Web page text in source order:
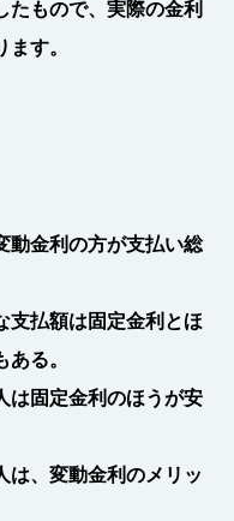
もので、実際の金利
す。
動金利の方が支払い総
支払額は固定金利とほ
る。
は固定金利のほうが安
は、変動金利のメリッ